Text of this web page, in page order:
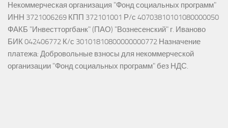
Некоммерческая организация "Фонд социальных программ"
ИНН 3721006269 КПП 372101001 Р/с 40703810101080000050
ФАКБ "Инвестторгбанк" (ПАО) "Вознесенский" г. Иваново
БИК 042406772 К/с 30101810800000000772 Назначение
платежа: Добровольные взносы для некоммерческой
организации "Фонд социальных программ" без НДС.